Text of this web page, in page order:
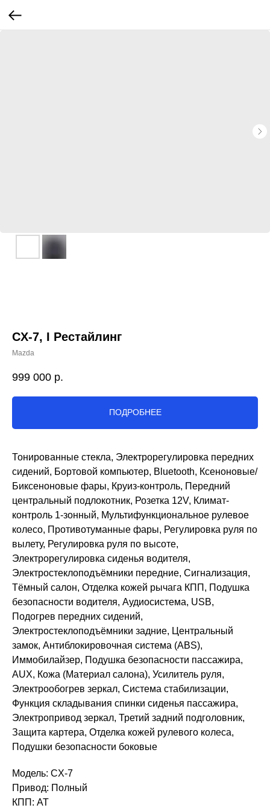
CX-7, I Рестайлинг
Mazda
999 000 р.
ПОДРОБНЕЕ
Тонированные стекла, Электрорегулировка передних
сидений, Бортовой компьютер, Bluetooth, Ксеноновые/
Биксеноновые фары, Круиз-контроль, Передний
центральный подлокотник, Розетка 12V, Климат-
контроль 1-зонный, Мультифункциональное рулевое
колесо, Противотуманные фары, Регулировка руля по
вылету, Регулировка руля по высоте,
Электрорегулировка сиденья водителя,
Электростеклоподъёмники передние, Сигнализация,
Тёмный салон, Отделка кожей рычага КПП, Подушка
безопасности водителя, Аудиосистема, USB,
Подогрев передних сидений,
Электростеклоподъёмники задние, Центральный
замок, Антиблокировочная система (ABS),
Иммобилайзер, Подушка безопасности пассажира,
AUX, Кожа (Материал салона), Усилитель руля,
Электрообогрев зеркал, Система стабилизации,
Функция складывания спинки сиденья пассажира,
Электропривод зеркал, Третий задний подголовник,
Защита картера, Отделка кожей рулевого колеса,
Подушки безопасности боковые
Модель: CX-7
Привод: Полный
КПП: AT